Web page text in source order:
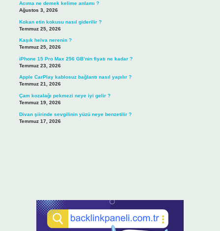
Acıma ne demek kelime anlamı ?
Ağustos 3, 2026
Kokan etin kokusu nasıl giderilir ?
Temmuz 25, 2026
Kaşık helva nerenin ?
Temmuz 25, 2026
iPhone 15 Pro Max 256 GB’nin fiyatı ne kadar ?
Temmuz 23, 2026
Apple CarPlay kablosuz bağlantı nasıl yapılır ?
Temmuz 21, 2026
Çam kozalağı pekmezi neye iyi gelir ?
Temmuz 19, 2026
Divan şiirinde sevgilinin yüzü neye benzetilir ?
Temmuz 17, 2026